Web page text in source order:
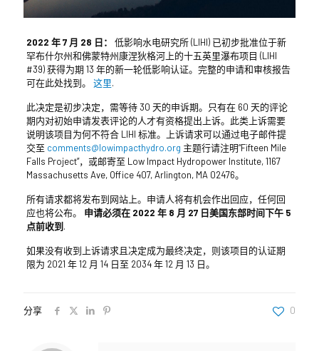
2022 年 7 月 28 日：
低影响水电研究所 (LIHI) 已初步批准位于新
罕布什尔州和佛蒙特州康涅狄格河上的十五英里瀑布项目 (LIHI
#39) 获得为期 13 年的新一轮低影响认证。完整的申请和审核报告
可在此处找到。 这里.
此决定是初步决定，需等待 30 天的申诉期。只有在 60 天的评论
期内对初始申请发表评论的人才有资格提出上诉。此类上诉需要
说明该项目为何不符合 LIHI 标准。上诉请求可以通过电子邮件提
交至 comments@lowimpacthydro.org 主题行请注明“Fifteen Mile
Falls Project”，或邮寄至 Low Impact Hydropower Institute, 1167
Massachusetts Ave, Office 407, Arlington, MA 02476。
所有请求都将发布到网站上。申请人将有机会作出回应，任何回
应也将公布。 申请必须在 2022 年 8 月 27 日美国东部时间下午 5
点前收到 .
如果没有收到上诉请求且决定成为最终决定，则该项目的认证期
限为 2021 年 12 月 14 日至 2034 年 12 月 13 日。
分享 0